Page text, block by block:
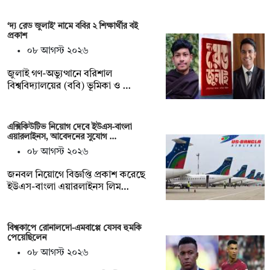
‘দ্য রেড জুলাই’ নামে ববির ২ শিক্ষার্থীর বই
প্রকাশ
০৮ আগস্ট ২০২৬
জুলাই গণ-অভ্যুত্থানে বরিশাল
বিশ্ববিদ্যালয়ের (ববি) ভূমিকা ও …
এক্সিকিউটিভ নিয়োগ দেবে ইউএস-বাংলা
এয়ারলাইনস, আবেদনের সুযোগ …
০৮ আগস্ট ২০২৬
জনবল নিয়োগে বিজ্ঞপ্তি প্রকাশ করেছে
ইউএস-বাংলা এয়ারলাইনস লিম…
বিশ্বকাপে রোনালদো-এমবাপ্পে যেসব হুমকি
পেয়েছিলেন
০৮ আগস্ট ২০২৬